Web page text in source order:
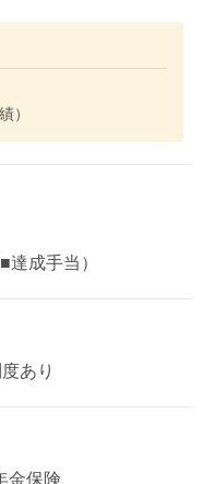
）
成手当）
あり
金保険